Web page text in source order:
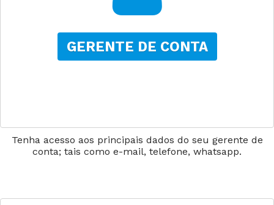
GERENTE DE CONTA
Tenha acesso aos principais dados do seu gerente de
conta; tais como e-mail, telefone, whatsapp.